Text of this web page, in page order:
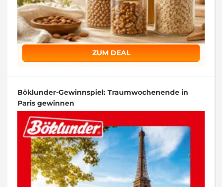
ZUM DEAL
Böklunder-Gewinnspiel: Traumwochenende in
Paris gewinnen